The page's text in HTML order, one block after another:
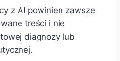
z AI powinien zawsze
treści i nie
diagnozy lub